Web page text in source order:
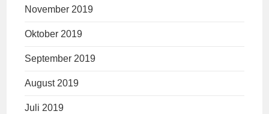
November 2019
Oktober 2019
September 2019
August 2019
Juli 2019